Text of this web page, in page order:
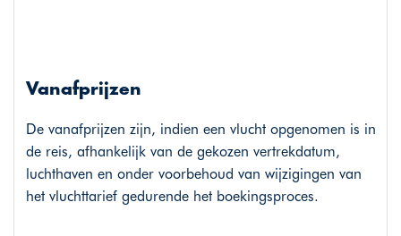
Vanafprijzen
De vanafprijzen zijn, indien een vlucht opgenomen is in
de reis, afhankelijk van de gekozen vertrekdatum,
luchthaven en onder voorbehoud van wijzigingen van
het vluchttarief gedurende het boekingsproces.